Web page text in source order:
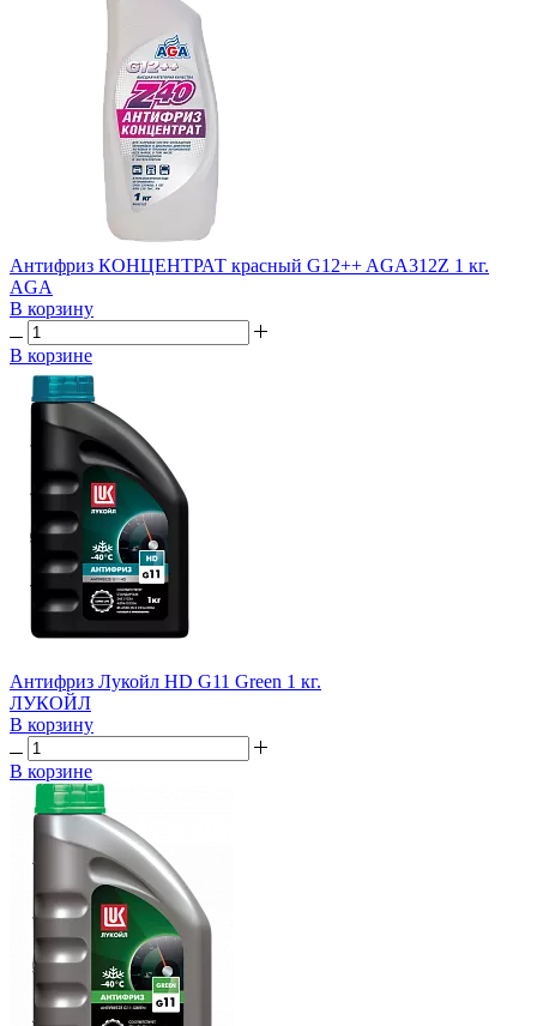
Антифриз КОНЦЕНТРАТ красный G12++ AGA312Z 1 кг.
AGA
В корзину
В корзине
Антифриз Лукойл HD G11 Green 1 кг.
ЛУКОЙЛ
В корзину
В корзине